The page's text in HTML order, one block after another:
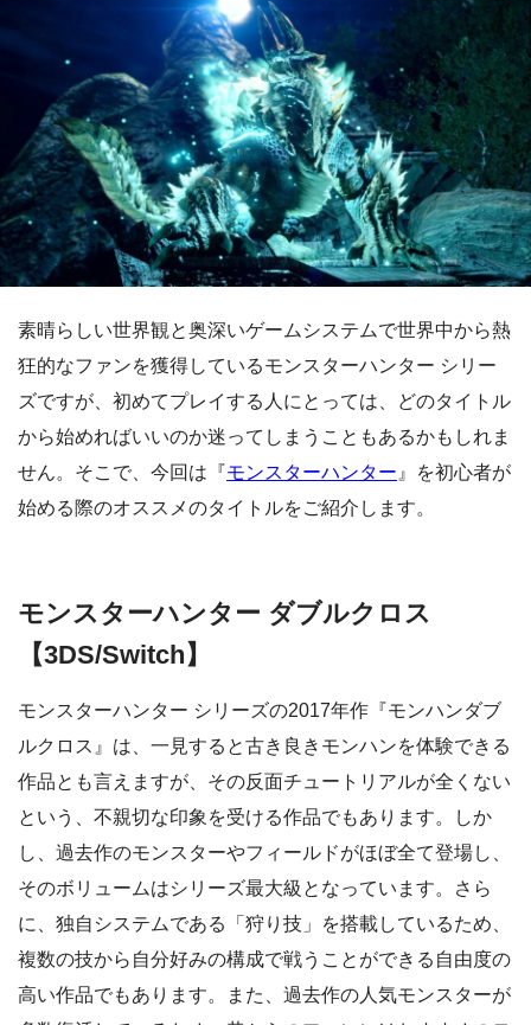
素晴らしい世界観と奥深いゲームシステムで世界中から熱
狂的なファンを獲得しているモンスターハンター シリー
ズですが、初めてプレイする人にとっては、どのタイトル
から始めればいいのか迷ってしまうこともあるかもしれま
せん。そこで、今回は『モンスターハンター 』を初心者が
始める際のオススメのタイトルをご紹介します。
モンスターハンター ダブルクロス
【3DS/Switch】
モンスターハンター シリーズの2017年作『モンハンダブ
ルクロス』は、一見すると古き良きモンハンを体験できる
作品とも言えますが、その反面チュートリアルが全くない
という、不親切な印象を受ける作品でもあります。しか
し、過去作のモンスターやフィールドがほぼ全て登場し、
そのボリュームはシリーズ最大級となっています。さら
に、独自システムである「狩り技」を搭載しているため、
複数の技から自分好みの構成で戦うことができる自由度の
高い作品でもあります。また、過去作の人気モンスターが